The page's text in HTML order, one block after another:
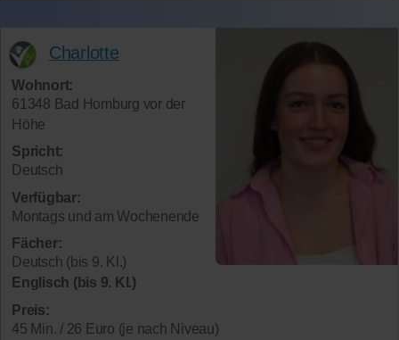
Charlotte
Wohnort:
61348 Bad Homburg vor der
Höhe
Spricht:
Deutsch
Verfügbar:
Montags und am Wochenende
Fächer:
Deutsch (bis 9. Kl.)
Englisch (bis 9. Kl.)
Preis:
45 Min. / 26 Euro (je nach Niveau)